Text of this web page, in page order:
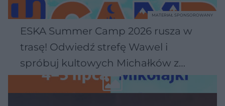
ESKA Summer Camp 2026 rusza w
trasę! Odwiedź strefę Wawel i
spróbuj kultowych Michałków z
Wawelu
MATERIAŁ SPONSOROWANY